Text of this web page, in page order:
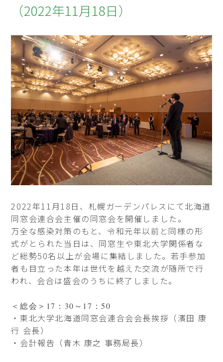
（2022年11月18日）
2022年11月18日、札幌ガーデンパレスにて北海道
同窓会連合会主催の同窓会を開催しました。
万全な感染対策のもと、令和元年以前と同様の形
式がとられた当日は、同窓生や東北大学関係者な
ど総勢50名以上が会場に集結しました。若手参加
者も目立った本年は世代を越えた交流が随所で行
われ、会合は盛会のうちに終了しました。
＜総会＞17：30～17：50
・東北大学北海道同窓会連合会会長挨拶（濱田 康
行 会長）
・会計報告（青木 康之 事務局長）